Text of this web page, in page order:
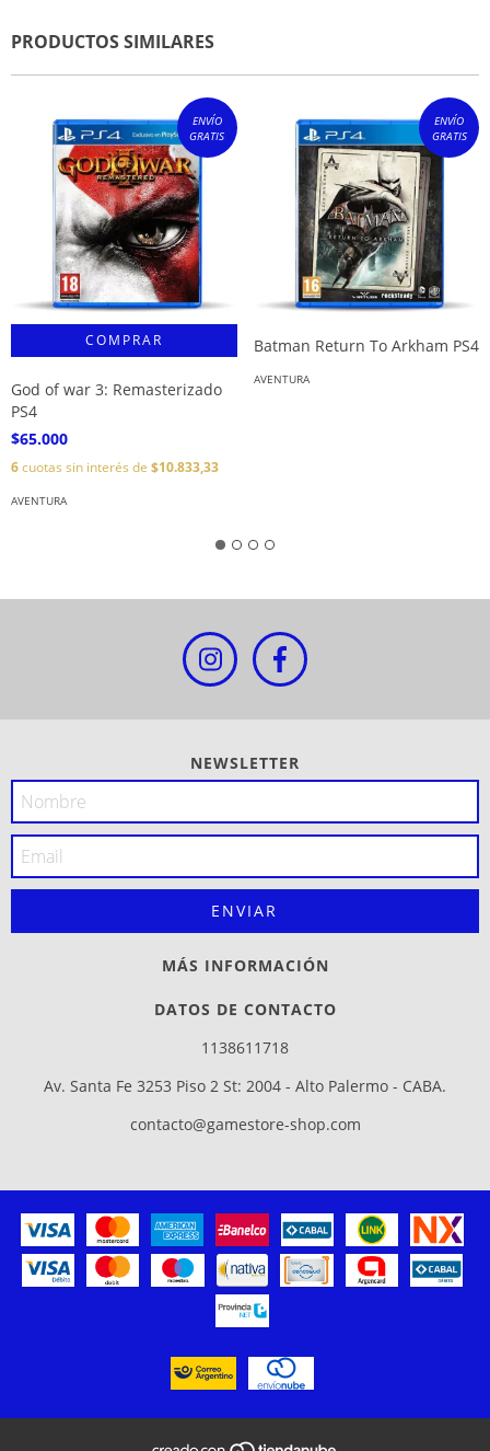
PRODUCTOS SIMILARES
ENVÍO
GRATIS
God of war 3: Remasterizado
PS4
$65.000
6cuotas sin interés de $10.833,33
AVENTURA
ENVÍO
GRATIS
Batman Return To Arkham PS4
AVENTURA
NEWSLETTER
MÁS INFORMACIÓN
DATOS DE CONTACTO
1138611718
Av. Santa Fe 3253 Piso 2 St: 2004 - Alto Palermo - CABA.
contacto@gamestore-shop.com